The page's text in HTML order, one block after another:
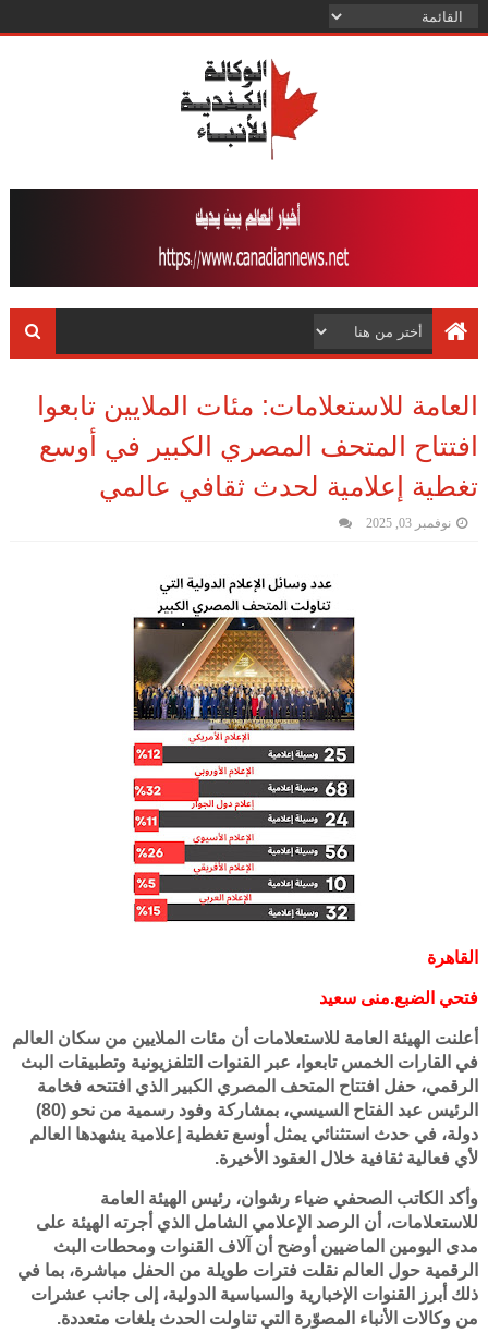
العامة للاستعلامات: مئات الملايين تابعوا
افتتاح المتحف المصري الكبير في أوسع
تغطية إعلامية لحدث ثقافي عالمي
نوفمبر 03, 2025
القاهرة
فتحي الضبع.منى سعيد
أعلنت الهيئة العامة للاستعلامات أن مئات الملايين من سكان العالم
في القارات الخمس تابعوا، عبر القنوات التلفزيونية وتطبيقات البث
الرقمي، حفل افتتاح المتحف المصري الكبير الذي افتتحه فخامة
الرئيس عبد الفتاح السيسي، بمشاركة وفود رسمية من نحو (80)
دولة، في حدث استثنائي يمثل أوسع تغطية إعلامية يشهدها العالم
لأي فعالية ثقافية خلال العقود الأخيرة.
وأكد الكاتب الصحفي ضياء رشوان، رئيس الهيئة العامة
للاستعلامات، أن الرصد الإعلامي الشامل الذي أجرته الهيئة على
مدى اليومين الماضيين أوضح أن آلاف القنوات ومحطات البث
الرقمية حول العالم نقلت فترات طويلة من الحفل مباشرة، بما في
ذلك أبرز القنوات الإخبارية والسياسية الدولية، إلى جانب عشرات
من وكالات الأنباء المصوّرة التي تناولت الحدث بلغات متعددة.